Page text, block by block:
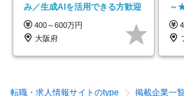
み／生成AIを活用できる方歓迎
400～600万円
大阪府
～
上★
転職・求人情報サイトのtype 掲載企業一